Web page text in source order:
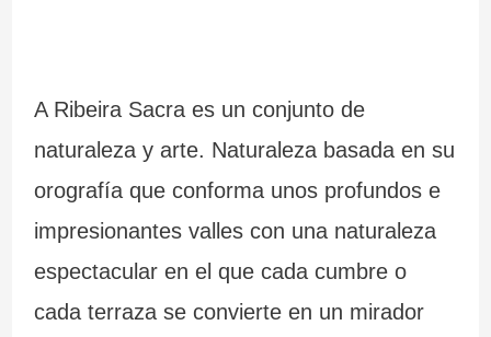
A Ribeira Sacra es un conjunto de
naturaleza y arte. Naturaleza basada en su
orografía que conforma unos profundos e
impresionantes valles con una naturaleza
espectacular en el que cada cumbre o
cada terraza se convierte en un mirador